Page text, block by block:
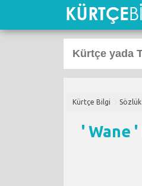
Kürtçe Bilgi Sözlük
' Wane '